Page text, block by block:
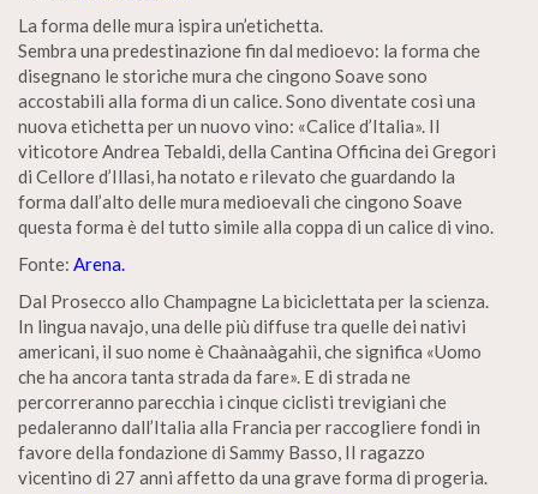
La forma delle mura ispira un’etichetta.
Sembra una predestinazione fin dal medioevo: la forma che
disegnano le storiche mura che cingono Soave sono
accostabili alla forma di un calice. Sono diventate così una
nuova etichetta per un nuovo vino: «Calice d’Italia». Il
viticotore Andrea Tebaldi, della Cantina Officina dei Gregori
di Cellore d’Illasi, ha notato e rilevato che guardando la
forma dall’alto delle mura medioevali che cingono Soave
questa forma è del tutto simile alla coppa di un calice di vino.
Fonte: Arena.
Dal Prosecco allo Champagne La biciclettata per la scienza.
In lingua navajo, una delle più diffuse tra quelle dei nativi
americani, il suo nome è Chaànaàgahiì, che significa «Uomo
che ha ancora tanta strada da fare». E di strada ne
percorreranno parecchia i cinque ciclisti trevigiani che
pedaleranno dall’Italia alla Francia per raccogliere fondi in
favore della fondazione di Sammy Basso, II ragazzo
vicentino di 27 anni affetto da una grave forma di progeria.